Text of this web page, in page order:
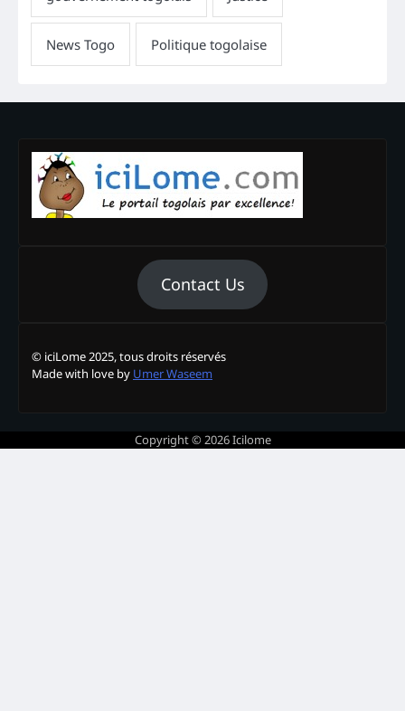
Contact Us
© iciLome 2025, tous droits réservés
Made with love by Umer Waseem
Copyright © 2026Icilome